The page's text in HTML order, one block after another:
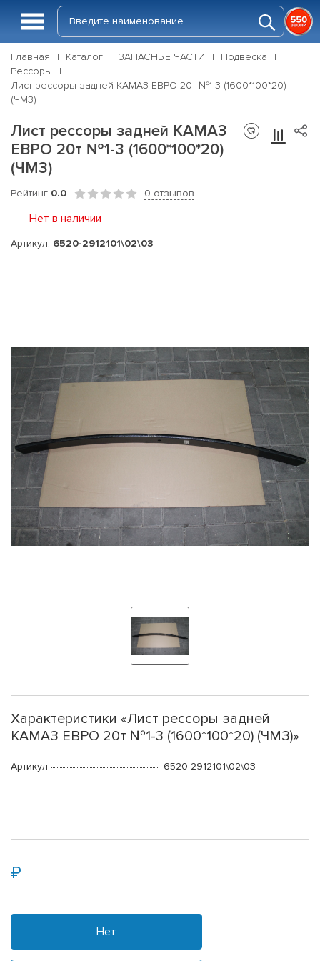
Главная Каталог ЗАПАСНЫЕ ЧАСТИ
Подвеска
Рессоры
Лист рессоры задней КАМАЗ ЕВРО 20т №1-3 (1600*100*20)
(ЧМЗ)
Лист рессоры задней КАМАЗ
ЕВРО 20т №1-3 (1600*100*20)
(ЧМЗ)
Рейтинг 0.0 0 отзывов
Нет в наличии
Артикул: 6520-2912101\02\03
Характеристики «Лист рессоры задней
КАМАЗ ЕВРО 20т №1-3 (1600*100*20) (ЧМЗ)»
Артикул 6520-2912101\02\03
Нет